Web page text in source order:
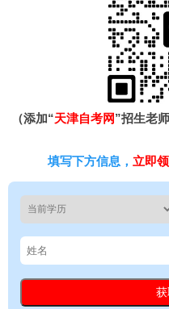
（添加“天津自考网”招生老
填写下方信息， 立即